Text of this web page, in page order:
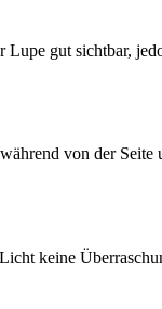
gut sichtbar,
von der
keine